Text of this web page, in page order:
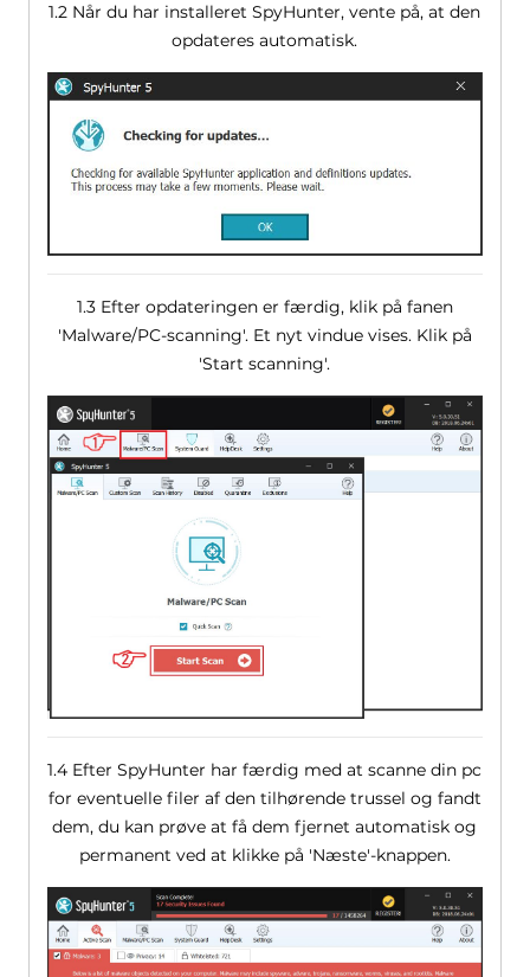
1.2 Når du har installeret SpyHunter, vente på, at den
opdateres automatisk.
1.3 Efter opdateringen er færdig, klik på fanen
'Malware/PC-scanning'. Et nyt vindue vises. Klik på
'Start scanning'.
1.4 Efter SpyHunter har færdig med at scanne din pc
for eventuelle filer af den tilhørende trussel og fandt
dem, du kan prøve at få dem fjernet automatisk og
permanent ved at klikke på 'Næste'-knappen.